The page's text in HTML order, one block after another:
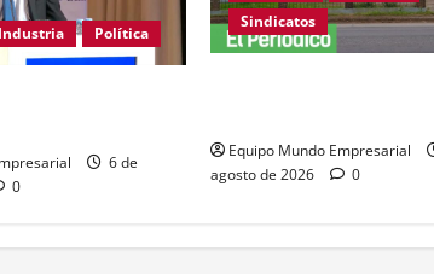
Industria Política
6 de
0
Sindicatos
Equipo Mundo Empresarial
agosto de 2026
0